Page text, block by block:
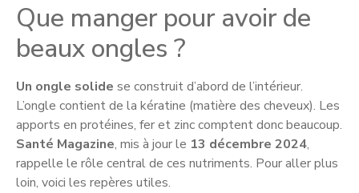
Que manger pour avoir de
beaux ongles ?
Un ongle solide se construit d’abord de l’intérieur.
L’ongle contient de la kératine (matière des cheveux). Les
apports en protéines, fer et zinc comptent donc beaucoup.
Santé Magazine, mis à jour le 13 décembre 2024,
rappelle le rôle central de ces nutriments. Pour aller plus
loin, voici les repères utiles.